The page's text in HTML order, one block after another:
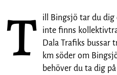
T ill Bingsjö tar du
inte finns
Dala Trafiks bussar
km söder om
behöver du ta dig